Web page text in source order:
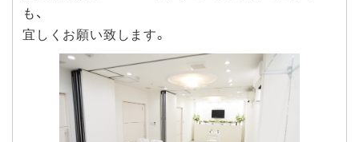
も、
宜しくお願い致します。